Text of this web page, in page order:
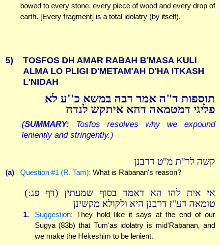
bowed to every stone, every piece of wood and every drop of
earth. [Every fragment] is a total idolatry (by itself).
5)
TOSFOS DH AMAR RABAH B'MASA KULI
ALMA LO PLIGI D'METAM'AH D'HA ITKASH
L'NIDAH
תוספות ד"ה אמר רבה במשא כ''ע לא
פליגי דמטמאה דהא איתקש לנדה
(SUMMARY: Tosfos resolves why we expound
leniently and stringently.)
קשה לר''ת מ''ט דרבנן
(a) Question #1 (R. Tam): What is Rabanan's reason?
אי אית להו הא דאמר בסוף שמעתין (דף פג:)
טומאה דע''ז דרבנן היא ולקולא מקשינן
1. Suggestion: They hold like it says at the end of our
Sugya (83b) that Tum'as idolatry is mid'Rabanan, and
we make the Hekeshim to be lenient.